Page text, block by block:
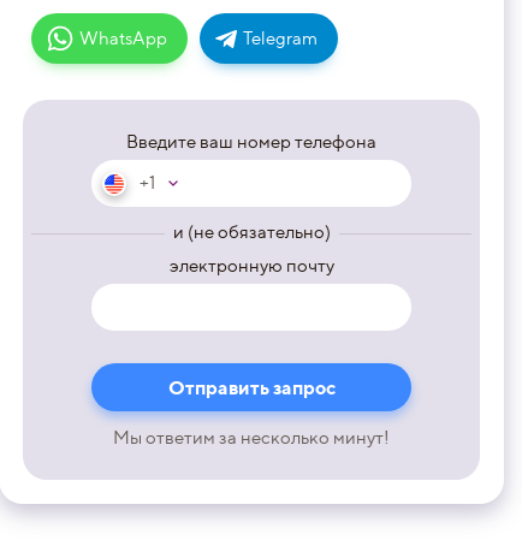
WhatsApp Telegram
Введите ваш номер телефона
+1
и (не обязательно)
электронную почту
Мы ответим за несколько минут!